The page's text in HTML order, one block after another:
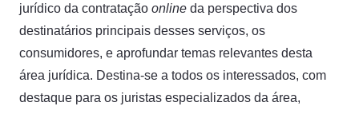
jurídico da contratação online da perspectiva dos
destinatários principais desses serviços, os
consumidores, e aprofundar temas relevantes desta
área jurídica. Destina-se a todos os interessados, com
destaque para os juristas especializados da área,